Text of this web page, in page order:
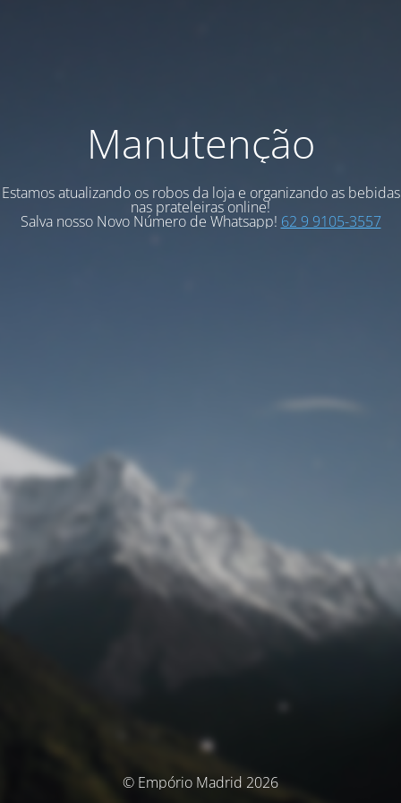
Manutenção
Estamos atualizando os robos da loja e organizando as bebidas
nas prateleiras online!
Salva nosso Novo Número de Whatsapp! 62 9 9105-3557
© Empório Madrid 2026